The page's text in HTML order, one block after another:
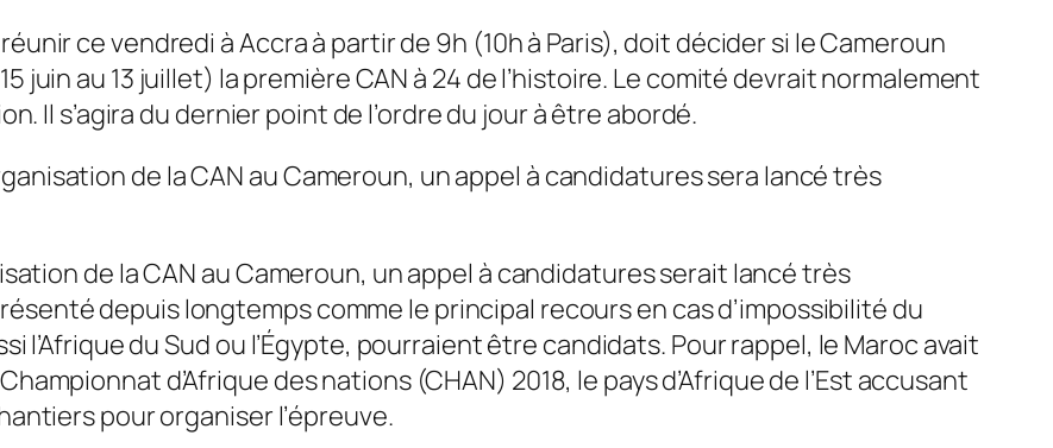
ce vendredi à Accra à partir de 9h (10h à Paris), doit décider si le Cameroun
juin au 13 juillet) la première CAN à 24 de l’histoire. Le comité devrait normalement
Il s’agira du dernier point de l’ordre du jour à être abordé.
de la CAN au Cameroun, un appel à candidatures sera lancé très
de la CAN au Cameroun, un appel à candidatures serait lancé très
depuis longtemps comme le principal recours en cas d’impossibilité du
l’Afrique du Sud ou l’Égypte, pourraient être candidats. Pour rappel, le Maroc avait
d’Afrique des nations (CHAN) 2018, le pays d’Afrique de l’Est accusant
pour organiser l’épreuve.